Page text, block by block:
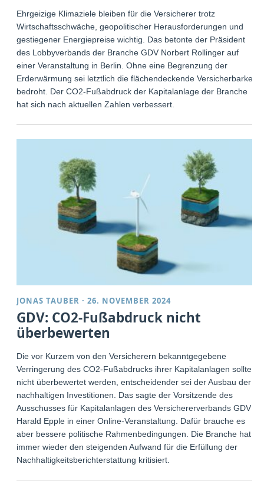
Ehrgeizige Klimaziele bleiben für die Versicherer trotz
Wirtschaftsschwäche, geopolitischer Herausforderungen und
gestiegener Energiepreise wichtig. Das betonte der Präsident
des Lobbyverbands der Branche GDV Norbert Rollinger auf
einer Veranstaltung in Berlin. Ohne eine Begrenzung der
Erderwärmung sei letztlich die flächendeckende Versicherbarkeit
bedroht. Der CO2-Fußabdruck der Kapitalanlage der Branche
hat sich nach aktuellen Zahlen verbessert.
JONAS TAUBER ·26. NOVEMBER 2024
GDV: CO2-Fußabdruck nicht
überbewerten
Die vor Kurzem von den Versicherern bekanntgegebene
Verringerung des CO2-Fußabdrucks ihrer Kapitalanlagen sollte
nicht überbewertet werden, entscheidender sei der Ausbau der
nachhaltigen Investitionen. Das sagte der Vorsitzende des
Ausschusses für Kapitalanlagen des Versichererverbands GDV
Harald Epple in einer Online-Veranstaltung. Dafür brauche es
aber bessere politische Rahmenbedingungen. Die Branche hat
immer wieder den steigenden Aufwand für die Erfüllung der
Nachhaltigkeitsberichterstattung kritisiert.